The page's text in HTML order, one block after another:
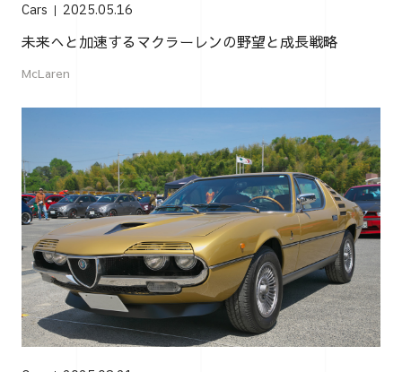
Cars 2025.05.16
未来へと加速するマクラーレンの野望と成長戦略
McLaren